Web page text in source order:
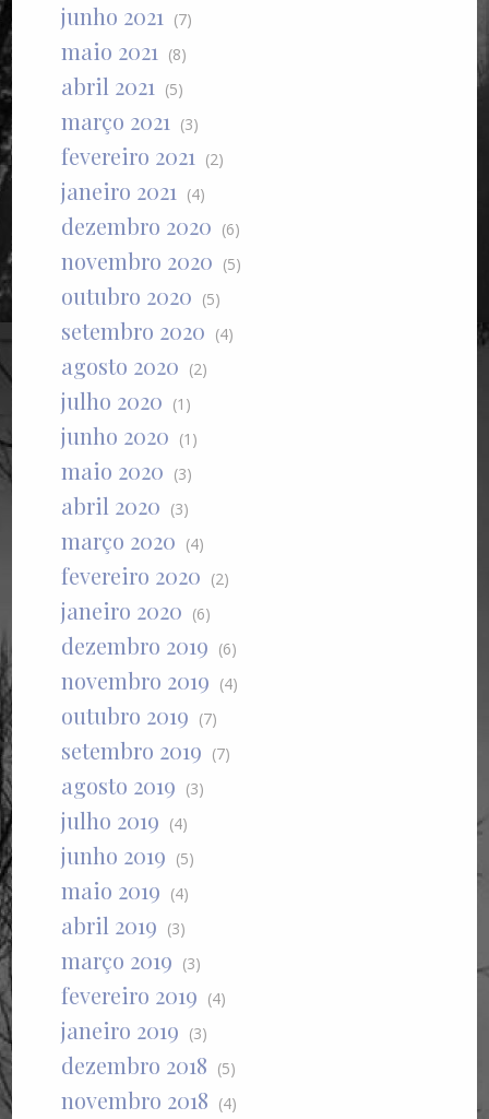
junho 2021 (7)
maio 2021 (8)
abril 2021 (5)
março 2021 (3)
fevereiro 2021 (2)
janeiro 2021 (4)
dezembro 2020 (6)
novembro 2020 (5)
outubro 2020 (5)
setembro 2020 (4)
agosto 2020 (2)
julho 2020 (1)
junho 2020 (1)
maio 2020 (3)
abril 2020 (3)
março 2020 (4)
fevereiro 2020 (2)
janeiro 2020 (6)
dezembro 2019 (6)
novembro 2019 (4)
outubro 2019 (7)
setembro 2019 (7)
agosto 2019 (3)
julho 2019 (4)
junho 2019 (5)
maio 2019 (4)
abril 2019 (3)
março 2019 (3)
fevereiro 2019 (4)
janeiro 2019 (3)
dezembro 2018 (5)
novembro 2018 (4)